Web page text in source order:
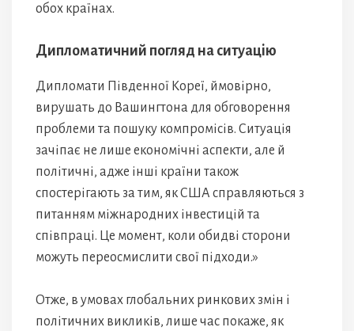
обох країнах.
Дипломатичний погляд на ситуацію
Дипломати Південної Кореї, ймовірно,
вирушать до Вашингтона для обговорення
проблеми та пошуку компромісів. Ситуація
зачіпає не лише економічні аспекти, але й
політичні, адже інші країни також
спостерігають за тим, як США справляються з
питанням міжнародних інвестицій та
співпраці. Це момент, коли обидві сторони
можуть переосмислити свої підходи.»
Отже, в умовах глобальних ринкових змін і
політичних викликів, лише час покаже, як